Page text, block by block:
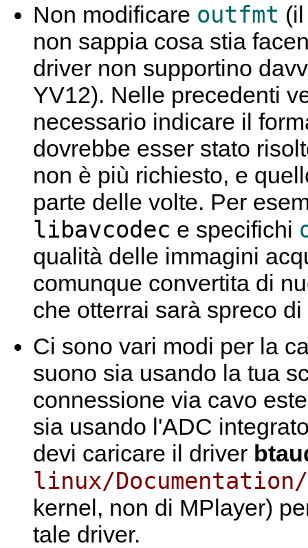
Non modificare outfmt
non sappia cosa stia
driver non supportino
YV12). Nelle precedenti
necessario indicare il
dovrebbe esser stato
non è più richiesto, e
parte delle volte. Per
libavcodec e specifichi
qualità delle immagini
comunque convertita di
che otterrai sarà spreco
Ci sono vari modi per la
suono sia usando la tua
connessione via cavo
sia usando l'ADC
devi caricare il driver
linux/
kernel, non di MPlayer)
tale driver.